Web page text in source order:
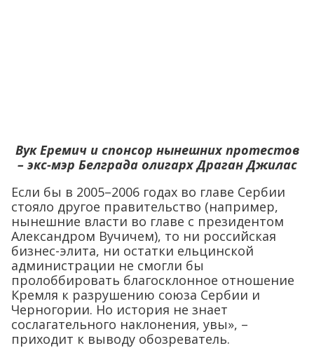
Вук Еремич и спонсор нынешних протестов
– экс-мэр Белграда олигарх Драган Джилас
Если бы в 2005–2006 годах во главе Сербии
стояло другое правительство (например,
нынешние власти во главе с президентом
Александром Вучичем), то ни российская
бизнес-элита, ни остатки ельцинской
администрации не смогли бы
пролоббировать благосклонное отношение
Кремля к разрушению союза Сербии и
Черногории. Но история не знает
сослагательного наклонения, увы», –
приходит к выводу обозреватель.